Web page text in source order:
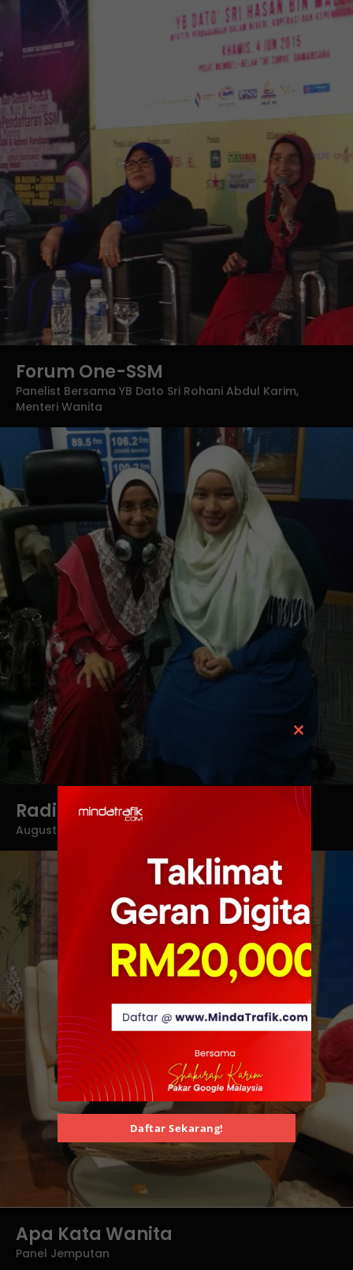
Forum One-SSM
Panelist Bersama YB Dato Sri Rohani Abdul Karim,
Menteri Wanita
Radio Ikim.FM
August 5, 2021
Apa Kata Wanita
Panel Jemputan
Daftar Sekarang!